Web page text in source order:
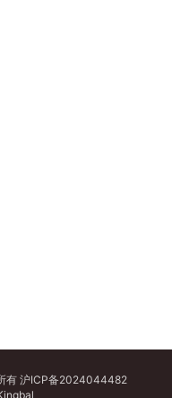
有沪ICP备2024044482